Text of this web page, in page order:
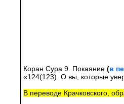
Коран Сура 9. Покаяние (в
«124(123). О вы, которые
В переводе Крачковского,